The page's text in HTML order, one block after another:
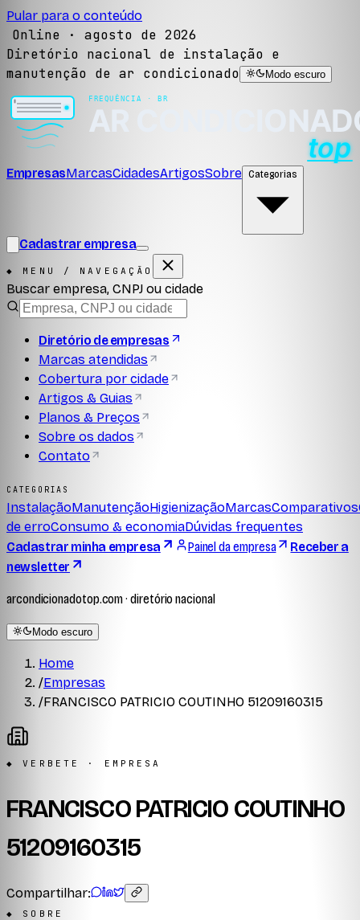
Pular para o conteúdo
Online · agosto de 2026
Diretório nacional de instalação e
manutenção de ar condicionado
Modo escuro
EmpresasMarcasCidadesArtigosSobre Categorias
Cadastrar empresa
◆ MENU / NAVEGAÇÃO
Buscar empresa, CNPJ ou cidade
Diretório de empresas
Marcas atendidas
Cobertura por cidade
Artigos & Guias
Planos & Preços
Sobre os dados
Contato
CATEGORIAS
InstalaçãoManutençãoHigienizaçãoMarcasComparativos
de erroConsumo & economiaDúvidas frequentes
Cadastrar minha empresa
Painel da empresa
Receber a
newsletter
arcondicionadotop.com · diretório nacional
Modo escuro
Home
/Empresas
/FRANCISCO PATRICIO COUTINHO 51209160315
◆ VERBETE · EMPRESA
FRANCISCO PATRICIO COUTINHO
51209160315
Compartilhar:
◆ SOBRE